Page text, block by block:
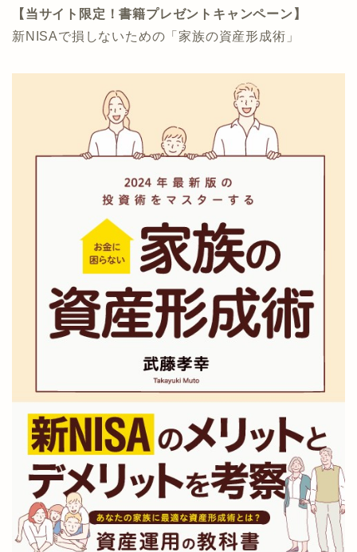
【当サイト限定！書籍プレゼントキャンペーン】
新NISAで損しないための「家族の資産形成術」